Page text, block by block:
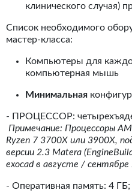
клинического случая)
Список необходимого
мастер-класса:
Компьютеры для
компьютерная мышь
Минимальная
- ПРОЦЕССОР:
Примечание: Процессоры
Ryzen 7 3700X или 3900X,
версии 2.3 Matera
exocad в августе / сентябре
- Оперативная память: 4 ГБ;